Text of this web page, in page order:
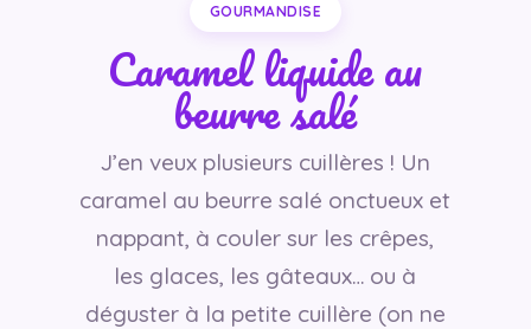
GOURMANDISE
Caramel liquide au
beurre salé
J’en veux plusieurs cuillères ! Un
caramel au beurre salé onctueux et
nappant, à couler sur les crêpes,
les glaces, les gâteaux… ou à
déguster à la petite cuillère (on ne